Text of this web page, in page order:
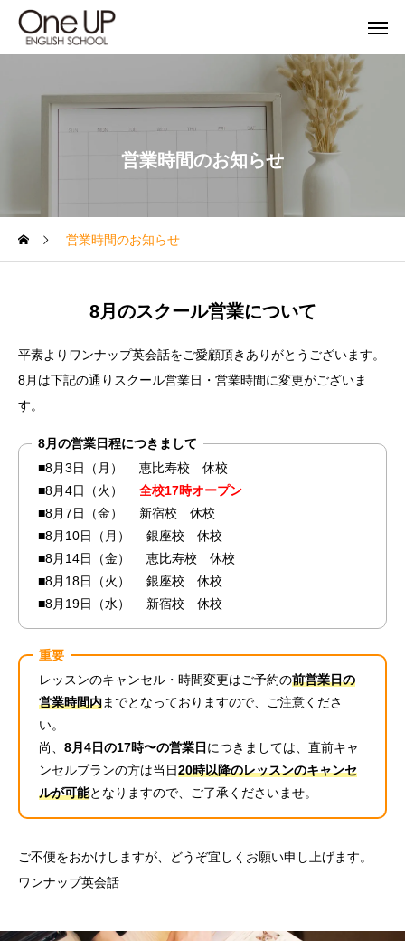
営業時間のお知らせ
営業時間のお知らせ
8月のスクール営業について
平素よりワンナップ英会話をご愛顧頂きありがとうございます。
8月 は下記の通りスクール営業日・営業時間に変更がございま
す。
8月の営業日程につきまして
■8月3日（月） 恵比寿校 休校
■8月4日（火） 全校17時オープン
■8月7日（金） 新宿校 休校
■8月10日（月） 銀座校 休校
■8月14日（金） 恵比寿校 休校
■8月18日（火） 銀座校 休校
■8月19日（水） 新宿校 休校
重要
レッスンのキャンセル・時間変更はご予約の前営業日の
営業時間内までとなっておりますので、ご注意くださ
い。
尚、 8月4日の17時〜の営業日 につきましては、直前キャ
ンセルプランの方は当日20時以降のレッスンのキャンセ
ルが可能となりますので、ご了承くださいませ。
ご不便をおかけしますが、どうぞ宜しくお願い申し上げます。
ワンナップ英会話